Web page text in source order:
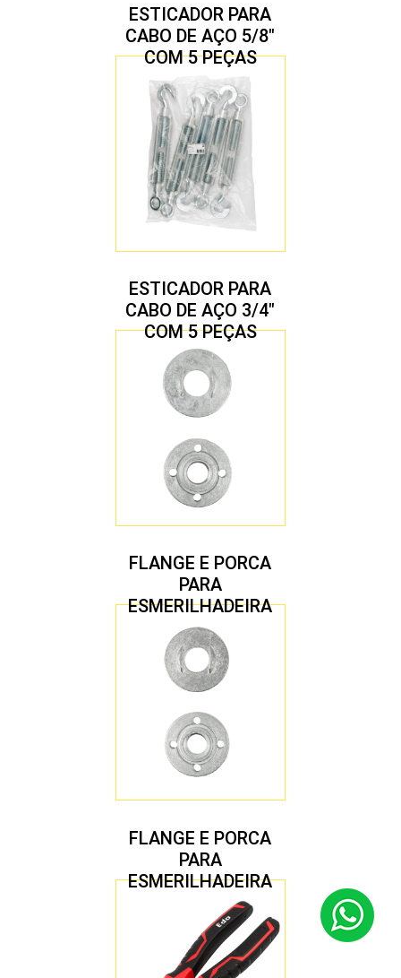
ESTICADOR PARA
CABO DE AÇO 5/8″
COM 5 PEÇAS
ESTICADOR PARA
CABO DE AÇO 3/4″
COM 5 PEÇAS
FLANGE E PORCA
PARA
ESMERILHADEIRA
4.1/2″ 22,23 MM
FLANGE E PORCA
PARA
ESMERILHADEIRA
4.1/2″ 20,00 MM